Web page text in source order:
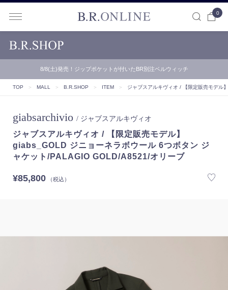
0
8/8(土)発売！ジップポケットが付いたBR別注ベルウィッチ
TOP ＞ MALL ＞ B.R.SHOP ＞ ITEM ＞ ジャブスアルキヴィオ / 【限定販売モデル
giabsarchivio / ジャブスアルキヴィオ
ジャブスアルキヴィオ / 【限定販売モデル】
giabs_GOLD ジニョーネラボウール 6つボタン ジ
ャケット/PALAGIO GOLD/A8521/オリーブ
¥85,800（税込）